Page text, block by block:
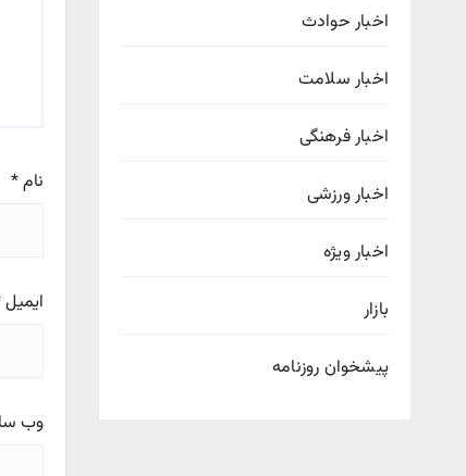
اخبار حوادث
اخبار سلامت
اخبار فرهنگی
اخبار ورزشی
اخبار ویژه
بازار
پیشخوان روزنامه
نام*
ایمیل
وب‌